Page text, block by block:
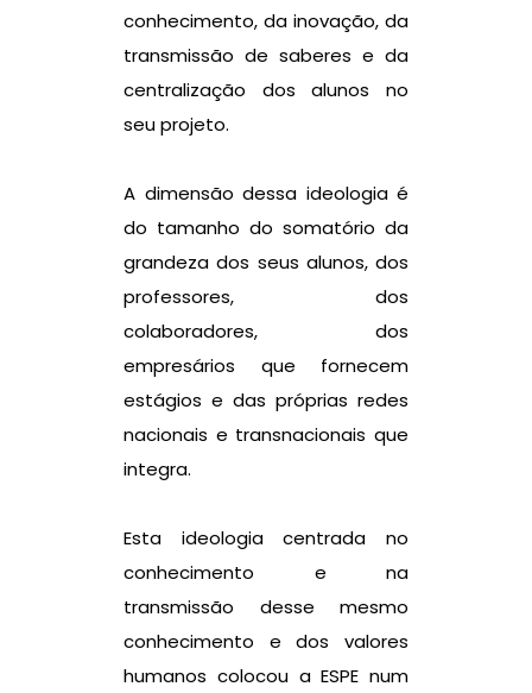
conhecimento, da inovação, da
transmissão de saberes e da
centralização dos alunos no
seu projeto.
A dimensão dessa ideologia é
do tamanho do somatório da
grandeza dos seus alunos, dos
professores, dos
colaboradores, dos
empresários que fornecem
estágios e das próprias redes
nacionais e transnacionais que
integra.
Esta ideologia centrada no
conhecimento e na
transmissão desse mesmo
conhecimento e dos valores
humanos colocou a ESPE num